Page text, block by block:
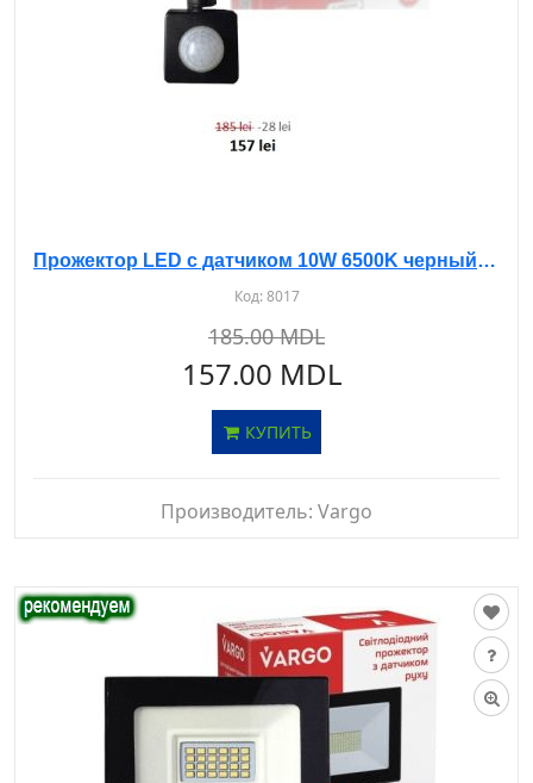
Прожектор LED с датчиком 10W 6500K черный (LM-7070)
Код:8017
185.00 MDL
157.00 MDL
КУПИТЬ
Производитель: Vargo